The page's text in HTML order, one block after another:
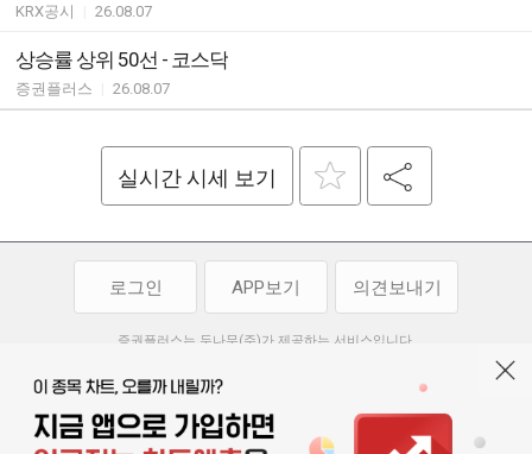
KRX공시 26.08.07
상승률 상위 50선 - 코스닥
증권플러스 26.08.07
실시간 시세 보기
로그인 APP보기 의견보내기
증권플러스는 두나무(주)가 제공하는 서비스입니다.
투자 참고사항이며, 정보 제공 과정에서 오류나 지연이 발생할 수 있습니다.
두나무(주)는 제공된 정보에 의한 투자 결과에 대하여 법적인 책임을
부담하지 않습니다. 본 서비스에서 제공되는 정보의 무단 배포를 금합니다.
이용약관 | 청소년보호정책 개인정보처리방침